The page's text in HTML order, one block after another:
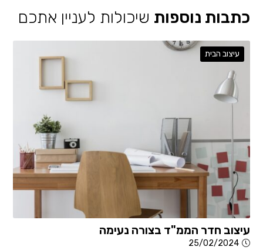
כתבות נוספות שיכולות לעניין אתכם
עיצוב הבית
עיצוב חדר הממ"ד בצורה נעימה
25/02/2024